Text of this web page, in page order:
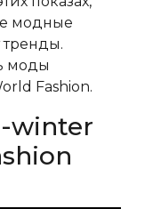
модные
моды
Fashion.
winter